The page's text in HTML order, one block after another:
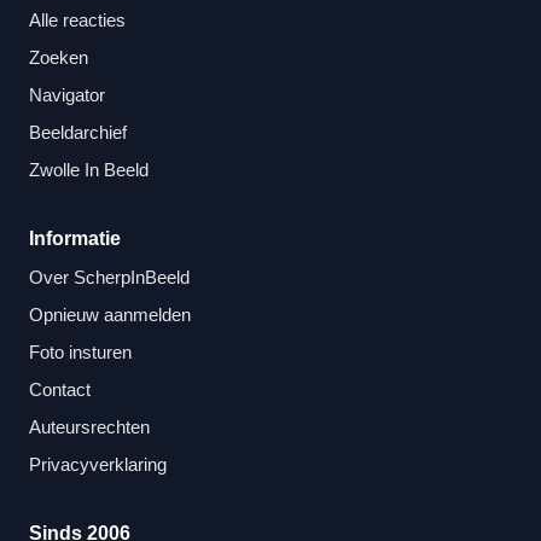
Alle reacties
Zoeken
Navigator
Beeldarchief
Zwolle In Beeld
Informatie
Over ScherpInBeeld
Opnieuw aanmelden
Foto insturen
Contact
Auteursrechten
Privacyverklaring
Sinds 2006